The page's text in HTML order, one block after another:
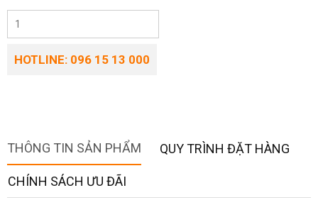
HOTLINE: 096 15 13 000
THÔNG TIN SẢN PHẨM QUY TRÌNH ĐẶT HÀNG
CHÍNH SÁCH ƯU ĐÃI